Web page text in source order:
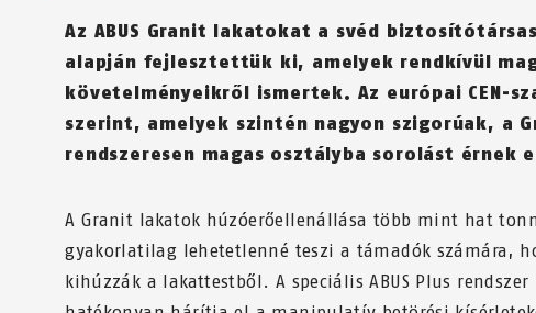
Az ABUS Granit lakatokat a svéd
alapján fejlesztettük ki, amelyek rendkívül
követelményeikről ismertek. Az európai CEN-
szerint, amelyek szintén nagyon szigorúak, a
rendszeresen magas osztályba sorolást érnek
A Granit lakatok húzóerőellenállása több mint hat
gyakorlatilag lehetetlenné teszi a támadók számára,
kihúzzák a lakattestből. A speciális ABUS Plus